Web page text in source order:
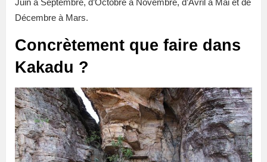
Décembre à Mars.
Concrètement que faire dans
Kakadu ?